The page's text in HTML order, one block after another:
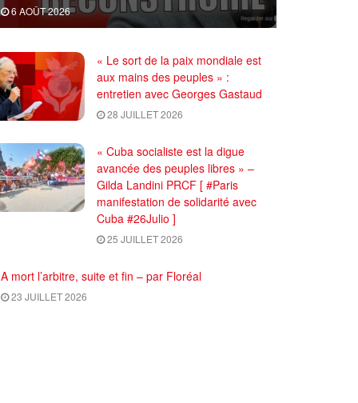
6 AOÛT 2026
« Le sort de la paix mondiale est
aux mains des peuples » :
entretien avec Georges Gastaud
28 JUILLET 2026
« Cuba socialiste est la digue
avancée des peuples libres » –
Gilda Landini PRCF [ #Paris
manifestation de solidarité avec
Cuba #26Julio ]
25 JUILLET 2026
A mort l’arbitre, suite et fin – par Floréal
23 JUILLET 2026